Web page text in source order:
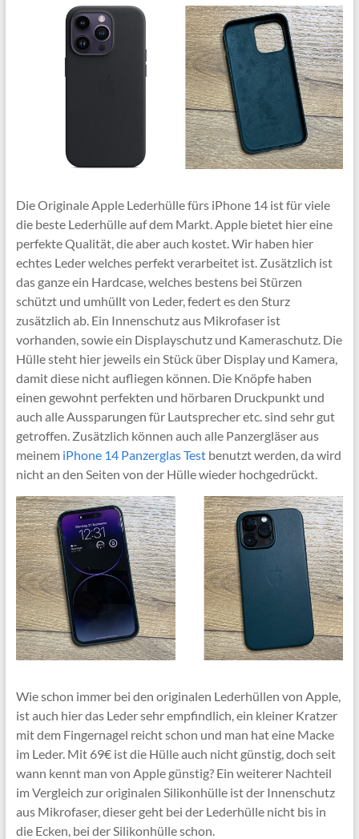
Die Originale Apple Lederhülle fürs iPhone 14 ist für viele
die beste Lederhülle auf dem Markt. Apple bietet hier eine
perfekte Qualität, die aber auch kostet. Wir haben hier
echtes Leder welches perfekt verarbeitet ist. Zusätzlich ist
das ganze ein Hardcase, welches bestens bei Stürzen
schützt und umhüllt von Leder, federt es den Sturz
zusätzlich ab. Ein Innenschutz aus Mikrofaser ist
vorhanden, sowie ein Displayschutz und Kameraschutz. Die
Hülle steht hier jeweils ein Stück über Display und Kamera,
damit diese nicht aufliegen können. Die Knöpfe haben
einen gewohnt perfekten und hörbaren Druckpunkt und
auch alle Aussparungen für Lautsprecher etc. sind sehr gut
getroffen. Zusätzlich können auch alle Panzergläser aus
meinem iPhone 14 Panzerglas Testbenutzt werden, da wird
nicht an den Seiten von der Hülle wieder hochgedrückt.
Wie schon immer bei den originalen Lederhüllen von Apple,
ist auch hier das Leder sehr empfindlich, ein kleiner Kratzer
mit dem Fingernagel reicht schon und man hat eine Macke
im Leder. Mit 69€ ist die Hülle auch nicht günstig, doch seit
wann kennt man von Apple günstig? Ein weiterer Nachteil
im Vergleich zur originalen Silikonhülle ist der Innenschutz
aus Mikrofaser, dieser geht bei der Lederhülle nicht bis in
die Ecken, bei der Silikonhülle schon.